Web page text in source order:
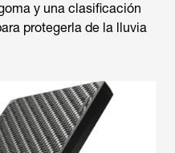
y una clasificación
protegerla de la lluvia